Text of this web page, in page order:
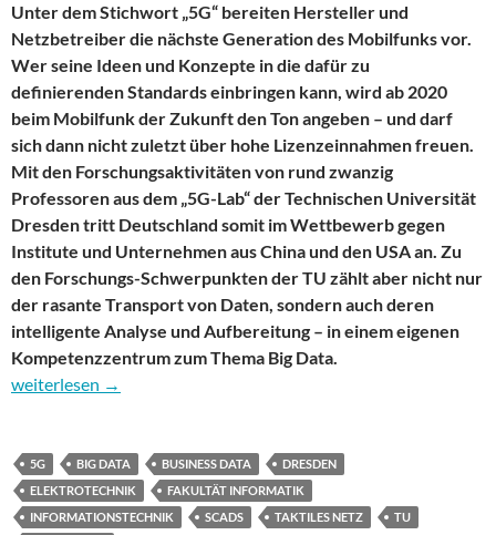
Unter dem Stichwort „5G“ bereiten Hersteller und
Netzbetreiber die nächste Generation des Mobilfunks vor.
Wer seine Ideen und Konzepte in die dafür zu
definierenden Standards einbringen kann, wird ab 2020
beim Mobilfunk der Zukunft den Ton angeben – und darf
sich dann nicht zuletzt über hohe Lizenzeinnahmen freuen.
Mit den Forschungsaktivitäten von rund zwanzig
Professoren aus dem „5G-Lab“ der Technischen Universität
Dresden tritt Deutschland somit im Wettbewerb gegen
Institute und Unternehmen aus China und den USA an. Zu
den Forschungs-Schwerpunkten der TU zählt aber nicht nur
der rasante Transport von Daten, sondern auch deren
intelligente Analyse und Aufbereitung – in einem eigenen
Kompetenzzentrum zum Thema Big Data.
Zentren der IT-Forschung: die TU Dresden will bei 5G den Ton
weiterlesen →
5G BIG DATA BUSINESS DATA
DRESDEN
ELEKTROTECHNIK
FAKULTÄT INFORMATIK
INFORMATIONSTECHNIK
SCADS TAKTILES NETZ
TU